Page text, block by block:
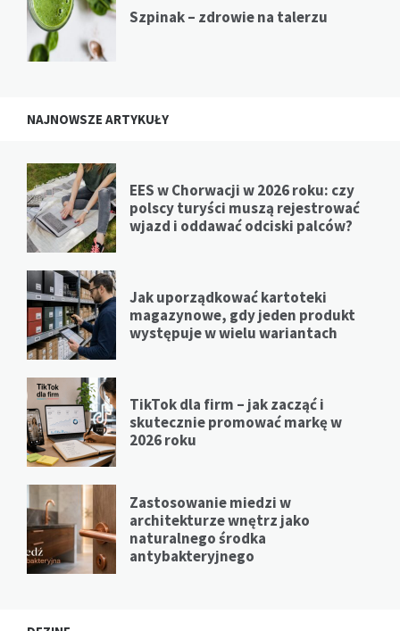
Szpinak – zdrowie na talerzu
NAJNOWSZE ARTYKUŁY
EES w Chorwacji w 2026 roku: czy
polscy turyści muszą rejestrować
wjazd i oddawać odciski palców?
Jak uporządkować kartoteki
magazynowe, gdy jeden produkt
występuje w wielu wariantach
TikTok dla firm – jak zacząć i
skutecznie promować markę w
2026 roku
Zastosowanie miedzi w
architekturze wnętrz jako
naturalnego środka
antybakteryjnego